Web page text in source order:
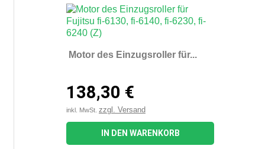
Motor des Einzugsroller für...
138,30 €
inkl. MwSt. zzgl. Versand
IN DEN WARENKORB